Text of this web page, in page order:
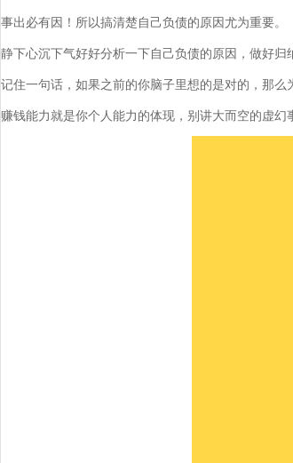
事出必有因！所以搞清楚自己负债的原因尤为重要。
静下心沉下气好好分析一下自己负债的原因，做好归
记住一句话，如果之前的你脑子里想的是对的，那么
赚钱能力就是你个人能力的体现，别讲大而空的虚幻